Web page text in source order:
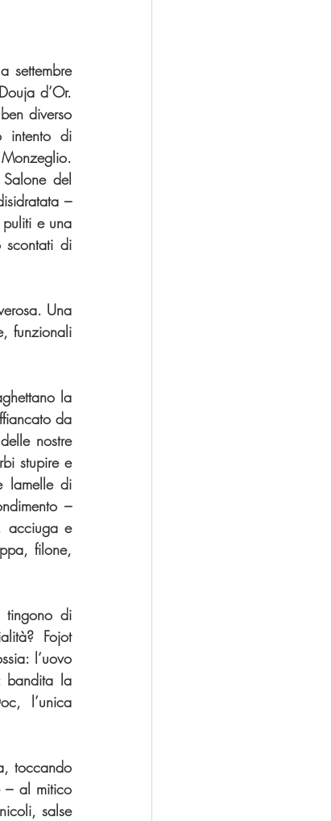
settembre
d’Or.
diverso
intento di
del
–
puliti e una
scontati di
Una
funzionali
la
da
nostre
stupire e
lamelle di
–
acciuga e
filone,
tingono di
Fojot
l’uovo
bandita la
l’unica
toccando
– al mitico
salse